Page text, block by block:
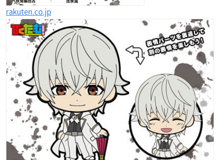
rakuten.co.jp